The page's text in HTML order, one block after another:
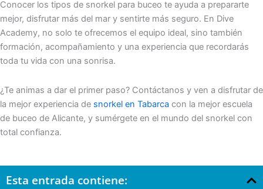
Conocer los tipos de snorkel para buceo te ayuda a prepararte
mejor, disfrutar más del mar y sentirte más seguro. En Dive
Academy, no solo te ofrecemos el equipo ideal, sino también
formación, acompañamiento y una experiencia que recordarás
toda tu vida con una sonrisa.
¿Te animas a dar el primer paso? Contáctanos y ven a disfrutar de
la mejor experiencia de snorkel en Tabarca con la mejor escuela
de buceo de Alicante, y sumérgete en el mundo del snorkel con
total confianza.
Esta entrada contiene: